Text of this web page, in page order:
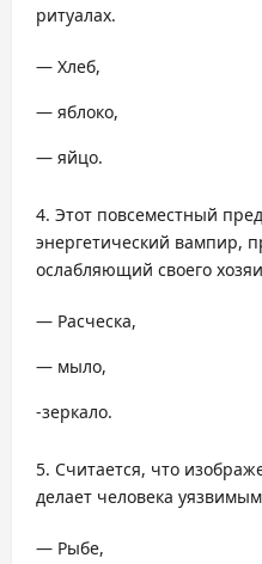
ритуалах.
— Хлеб,
— яблоко,
— яйцо.
Этот повсеместный
энергетический вампир,
ослабляющий своего
— Расческа,
— мыло,
-зеркало.
Считается, что
делает человека
— Рыбе,